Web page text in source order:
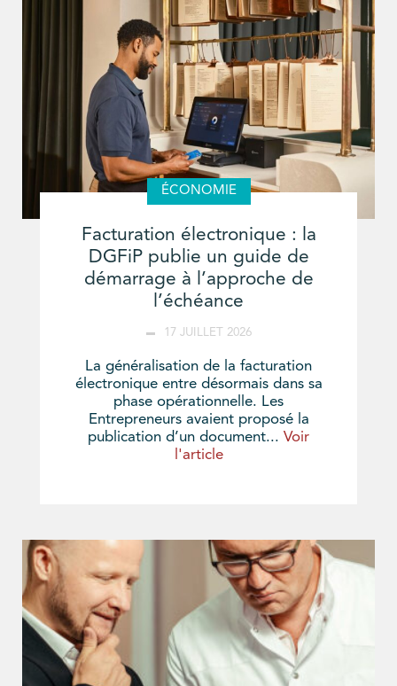
ÉCONOMIE
Facturation électronique : la
DGFiP publie un guide de
démarrage à l’approche de
l’échéance
17 JUILLET 2026
La généralisation de la facturation
électronique entre désormais dans sa
phase opérationnelle. Les
Entrepreneurs avaient proposé la
publication d’un document... Voir
l'article